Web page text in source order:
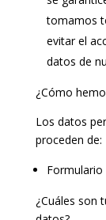
tomamos
evitar el
datos de
¿Cómo
Los datos
proceden de:
¿Cuáles son